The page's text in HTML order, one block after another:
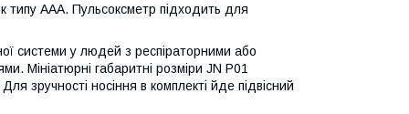
типу AAA. Пульсоксметр підходить для
системи у людей з респіраторними або
Мініатюрні габаритні розміри JN P01
зручності носіння в комплекті йде підвісний